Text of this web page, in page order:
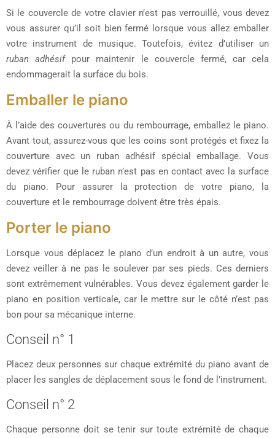
Si le couvercle de votre clavier n’est pas verrouillé, vous devez
vous assurer qu’il soit bien fermé lorsque vous allez emballer
votre instrument de musique. Toutefois, évitez d’utiliser un
ruban adhésifpour maintenir le couvercle fermé, car cela
endommagerait la surface du bois.
Emballer le piano
À l’aide des couvertures ou du rembourrage, emballez le piano.
Avant tout, assurez-vous que les coins sont protégés et fixez la
couverture avec un ruban adhésif spécial emballage. Vous
devez vérifier que le ruban n’est pas en contact avec la surface
du piano. Pour assurer la protection de votre piano, la
couverture et le rembourrage doivent être très épais.
Porter le piano
Lorsque vous déplacez le piano d’un endroit à un autre, vous
devez veiller à ne pas le soulever par ses pieds. Ces derniers
sont extrêmement vulnérables. Vous devez également garder le
piano en position verticale, car le mettre sur le côté n’est pas
bon pour sa mécanique interne.
Conseil n° 1
Placez deux personnes sur chaque extrémité du piano avant de
placer les sangles de déplacement sous le fond de l’instrument.
Conseil n° 2
Chaque personne doit se tenir sur toute extrémité de chaque